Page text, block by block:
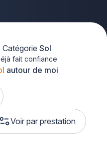
autour de moi
Voir par prestation
Sol
fait confiance